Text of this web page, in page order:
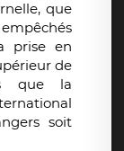
que
prise en
de
que la
soit